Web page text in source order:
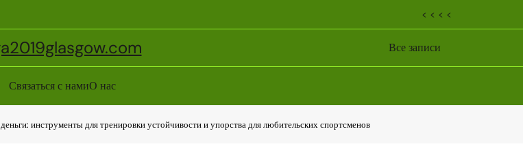
< < < <
Все записи
Связаться с намиО нас
инструменты для тренировки устойчивости и упорства для любительских спортсменов